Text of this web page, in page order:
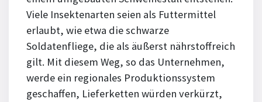
Viele Insektenarten seien als Futtermittel
erlaubt, wie etwa die schwarze
Soldatenfliege, die als äußerst nährstoffreich
gilt. Mit diesem Weg, so das Unternehmen,
werde ein regionales Produktionssystem
geschaffen, Lieferketten würden verkürzt,